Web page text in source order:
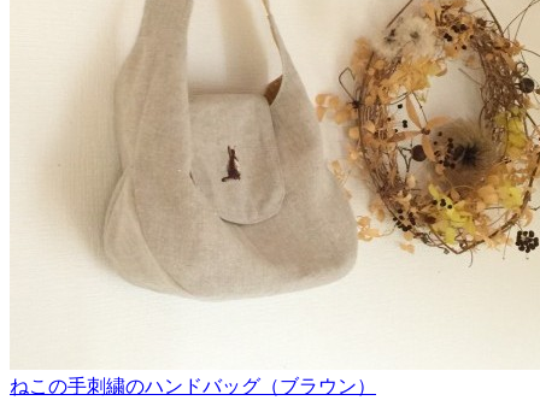
ねこの手刺繍のハンドバッグ（ブラウン）